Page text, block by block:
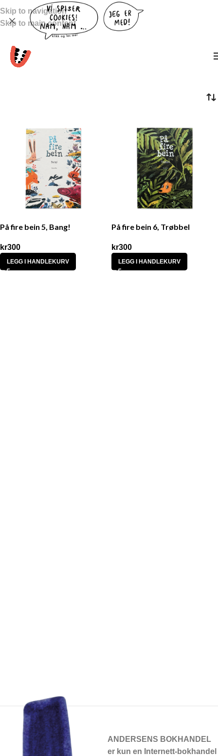
Skip to navigation
Skip to main content
På fire bein 5, Bang!
kr300
LEGG I HANDLEKURV
På fire bein 6, Trøbbel
kr300
LEGG I HANDLEKURV
ANDERSENS BOKHANDEL
er kun en Internett-bokhandel